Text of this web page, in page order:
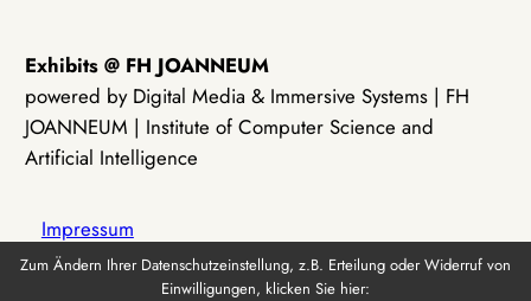
Exhibits @ FH JOANNEUM
powered by Digital Media & Immersive Systems | FH
JOANNEUM | Institute of Computer Science and
Artificial Intelligence
Impressum
Zum Ändern Ihrer Datenschutzeinstellung, z.B. Erteilung oder Widerruf von
Einwilligungen, klicken Sie hier: